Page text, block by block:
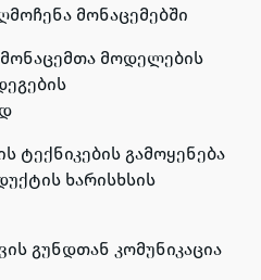
მონაცემებში
მოდელების
ტექნიკების გამოყენება
ხარისხსის
გუნდთან კომუნიკაცია